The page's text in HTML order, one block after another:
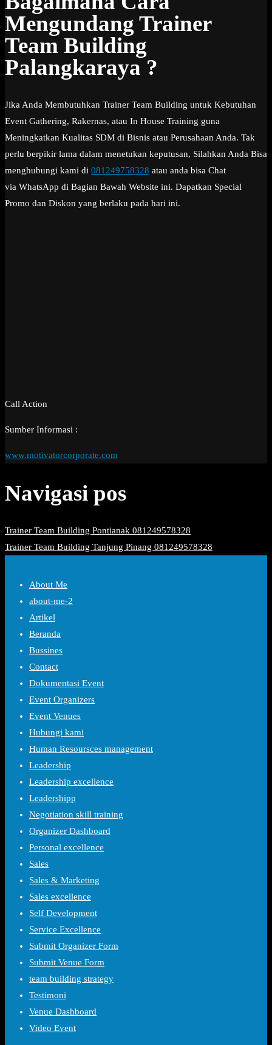
Mengundang Trainer
Team Building
Palangkaraya ?
Jika Anda Membutuhkan Trainer Team Building untuk Kebutuhan
Event Gathering, Rakernas, atau In House Training guna
Meningkatkan Kualitas SDM di Bisnis atau Perusahaan Anda. Tak
perlu berpikir lama dalam menetukan keputusan, Silahkan Anda Bisa
menghubungi kami di 081249758328 atau anda bisa Chat
via WhatsApp di Bagian Bawah Website ini. Dapatkan Special
Promo dan Diskon yang berlaku pada hari ini.
Call Action
Sumber Informasi :
www.motivatorcorporate.com
Navigasi pos
Trainer Team Building Pontianak 081249578328
Trainer Team Building Tanjung Pinang 081249578328
About Me
about-me-2
Artikel
Beranda
Bussines
Contact
Dokumentasi Event
Event Organizers
Event Venues
Hubungi kami
Human Resoursces management
Leadership
Leadership excellence
Leadershipp
Negotiation skill training
Organizer Dashboard
Personal excellence
Sales
Sales & Marketing
Sales excellence
Self Development
Service Excellence
Submit Organizer Form
Submit Venue Form
team building strategy
Testimoni
Venue Dashboard
Video Event